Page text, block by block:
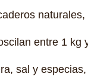
entre 1 kg
sal y